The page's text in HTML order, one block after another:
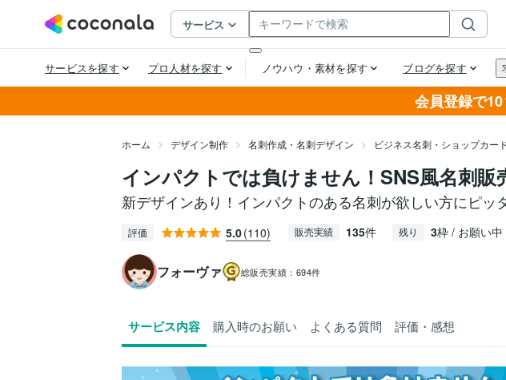
会員登録で
ホーム デザイン制作 名刺作成・名刺デザイン ビジネス名刺・ショップカー
インパクトでは負けません！SNS風名刺販
新デザインあり！インパクトのある名刺が欲しい方にピッ
評価 5.0(110) 販売実績 135件 残り 3枠 / お願い中
フォーヴァ 総販売実績： 694件
サービス内容 購入時のお願い よくある質問 評価・感想